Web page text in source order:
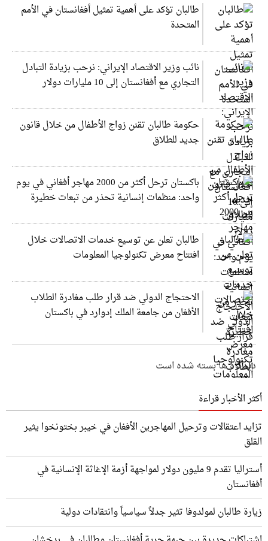
طالبان تؤكد على أهمية تمثيل أفغانستان في الأمم
المتحدة
نائب وزير الاقتصاد الإيراني: نرحب بزيادة التبادل
التجاري مع أفغانستان إلى 10 مليارات دولار
حكومة طالبان تقنن زواج الأطفال من خلال قانون
جديد للطلاق
باكستان ترحل أكثر من 2000 مهاجر أفغاني في يوم
واحد: منظمات إنسانية تحذر من تبعات خطيرة
طالبان تعلن عن توسيع خدمات الاتصالات خلال
افتتاح معرض تكنولوجيا المعلومات
الاحتجاج الدولي ضد قرار طلب مغادرة الطلاب
الأفغان من جامعة الملك إدوارد في باكستان
دیدگاه ها بسته شده است
أكثر الأخبار قراءة
تزايد اعتقالات وترحيل المهاجرين الأفغان في خيبر بختونخوا يثير
القلق
أستراليا تقدم 9 مليون دولار لمواجهة أزمة الإغاثة الإنسانية في
أفغانستان
زيارة طالبان لمولدوفا تثير جدلاً سياسياً وانتقادات دولية